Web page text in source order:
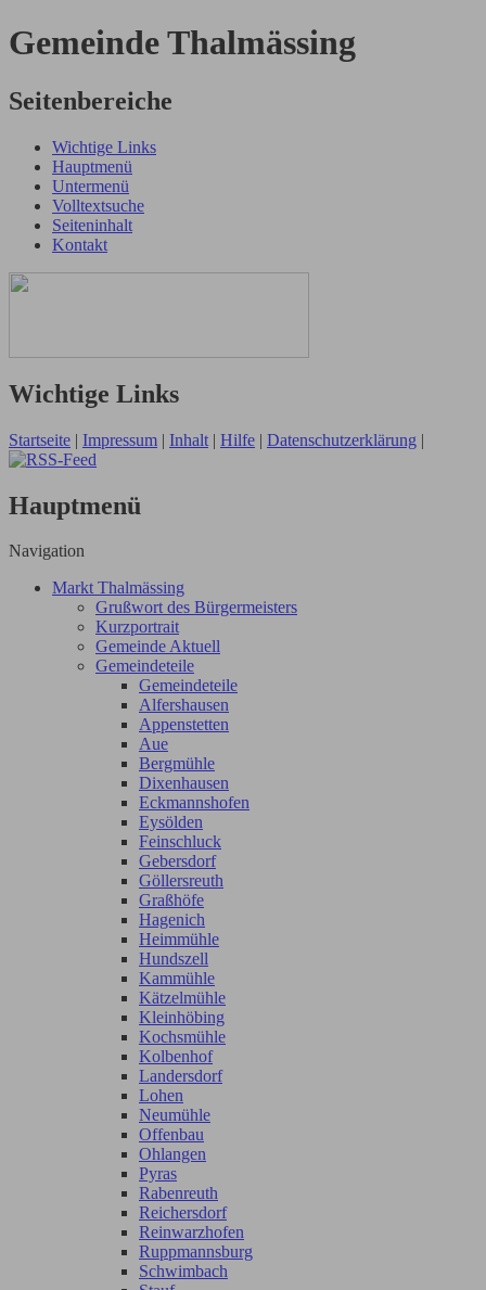
Gemeinde Thalmässing
Seitenbereiche
Wichtige Links
Hauptmenü
Untermenü
Volltextsuche
Seiteninhalt
Kontakt
Wichtige Links
Startseite | Impressum | Inhalt | Hilfe | Datenschutzerklärung |
Hauptmenü
Navigation
Markt Thalmässing
Grußwort des Bürgermeisters
Kurzportrait
Gemeinde Aktuell
Gemeindeteile
Gemeindeteile
Alfershausen
Appenstetten
Aue
Bergmühle
Dixenhausen
Eckmannshofen
Eysölden
Feinschluck
Gebersdorf
Göllersreuth
Graßhöfe
Hagenich
Heimmühle
Hundszell
Kammühle
Kätzelmühle
Kleinhöbing
Kochsmühle
Kolbenhof
Landersdorf
Lohen
Neumühle
Offenbau
Ohlangen
Pyras
Rabenreuth
Reichersdorf
Reinwarzhofen
Ruppmannsburg
Schwimbach